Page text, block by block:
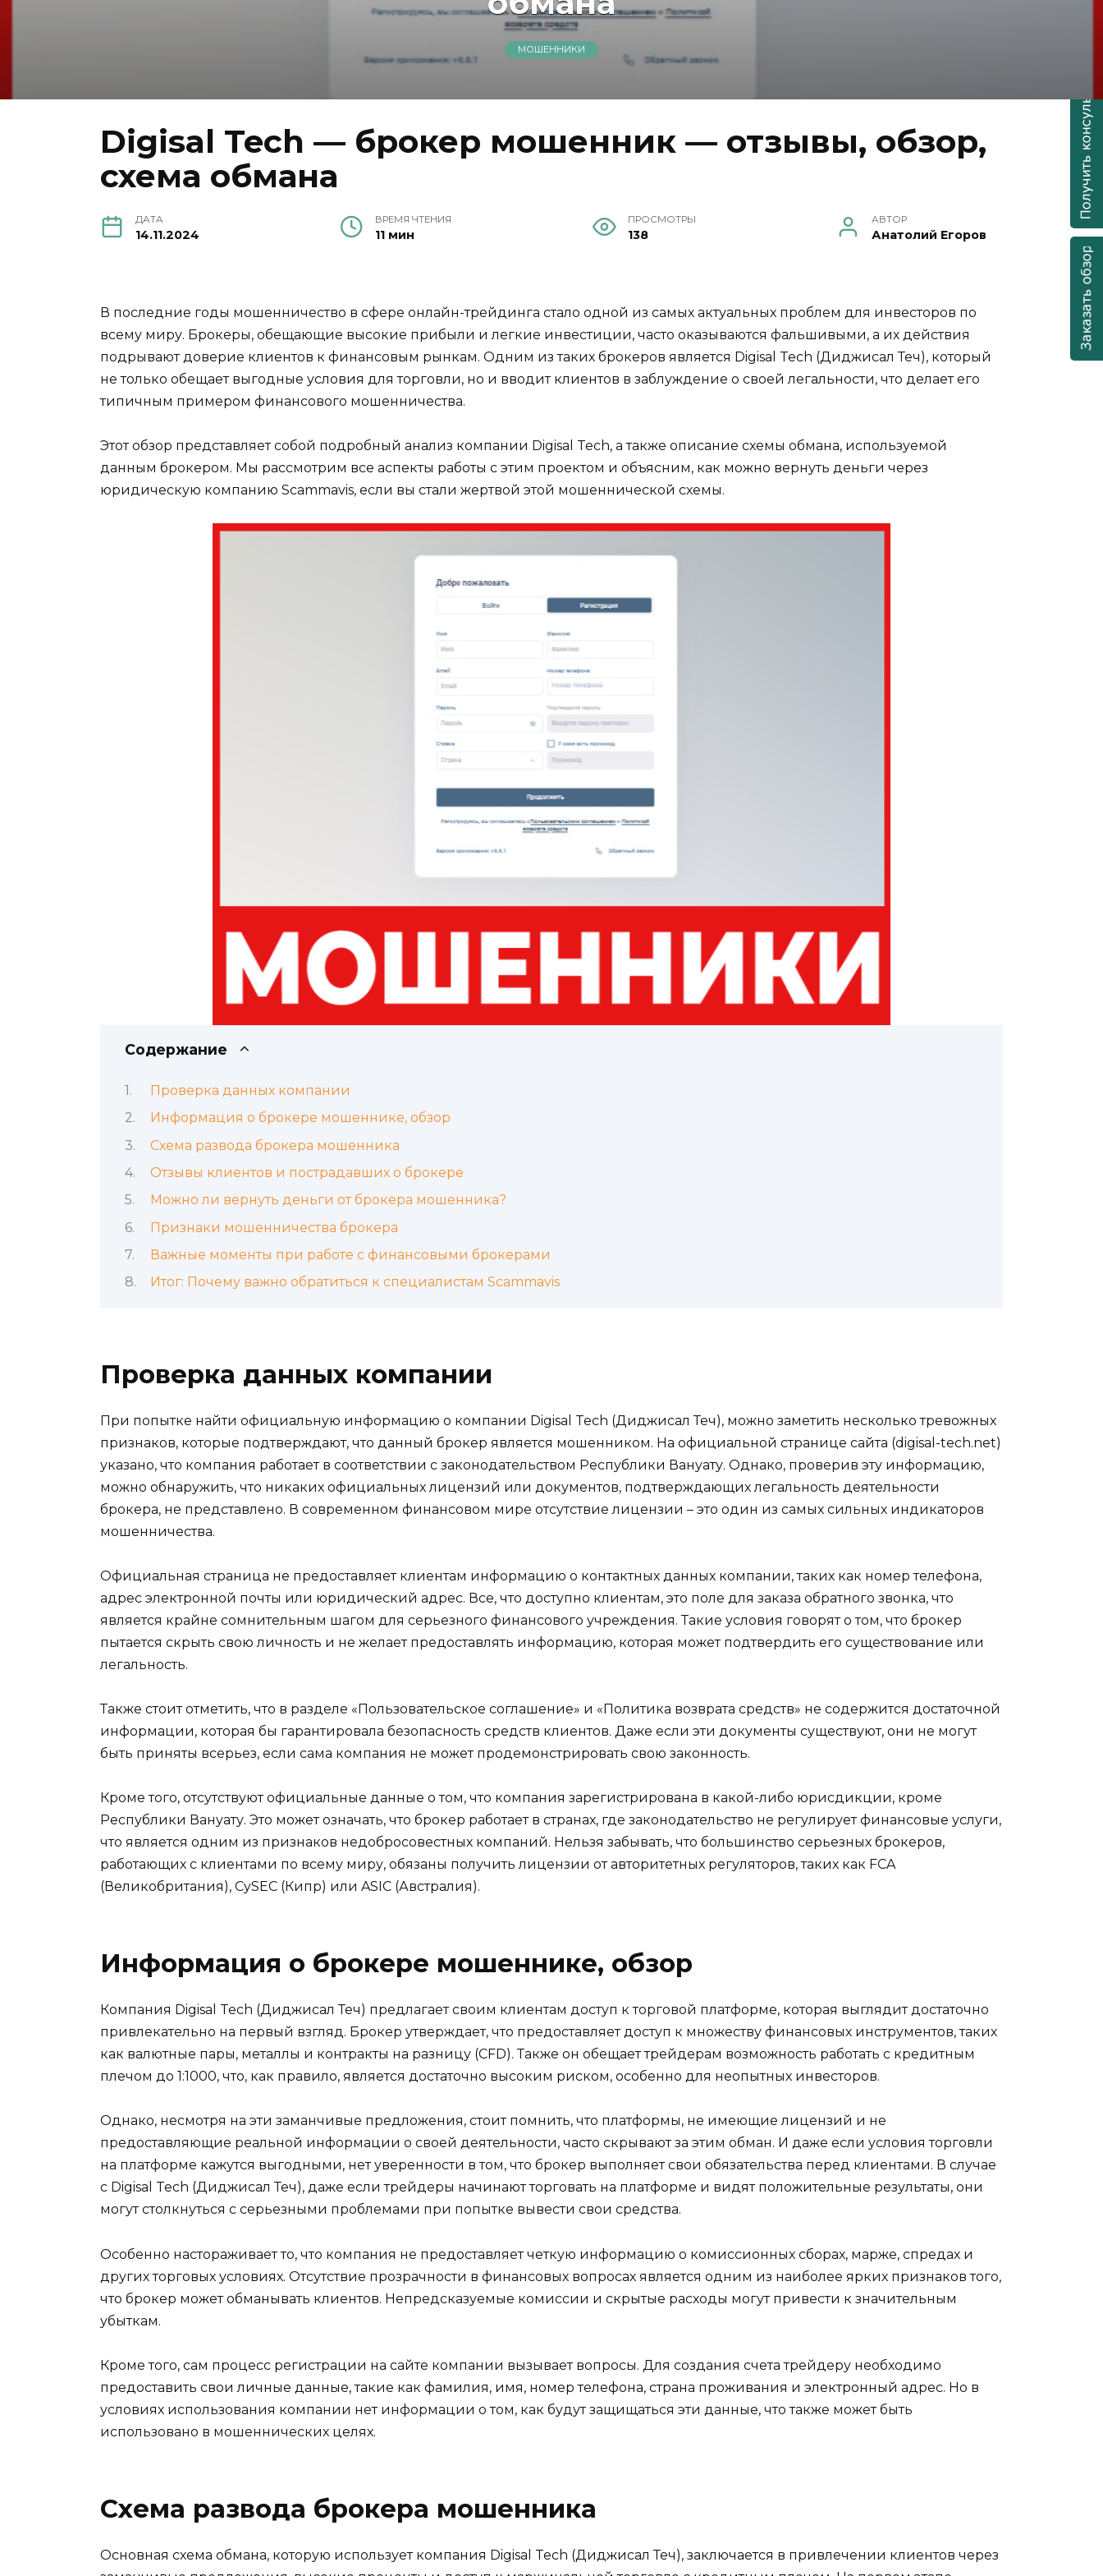
МОШЕННИКИ
Digisal Tech — брокер мошенник — отзывы, обзор,
схема обмана
ДАТА
14.11.2024
ВРЕМЯ ЧТЕНИЯ
11 мин
ПРОСМОТРЫ
138
АВТОР
Анатолий Егоров
В последние годы мошенничество в сфере онлайн-трейдинга стало одной из самых актуальных проблем для инвесторов по
всему миру. Брокеры, обещающие высокие прибыли и легкие инвестиции, часто оказываются фальшивыми, а их действия
подрывают доверие клиентов к финансовым рынкам. Одним из таких брокеров является Digisal Tech (Диджисал Теч), который
не только обещает выгодные условия для торговли, но и вводит клиентов в заблуждение о своей легальности, что делает его
типичным примером финансового мошенничества.
Этот обзор представляет собой подробный анализ компании Digisal Tech, а также описание схемы обмана, используемой
данным брокером. Мы рассмотрим все аспекты работы с этим проектом и объясним, как можно вернуть деньги через
юридическую компанию Scammavis, если вы стали жертвой этой мошеннической схемы.
Содержание
Проверка данных компании
Информация о брокере мошеннике, обзор
Схема развода брокера мошенника
Отзывы клиентов и пострадавших о брокере
Можно ли вернуть деньги от брокера мошенника?
Признаки мошенничества брокера
Важные моменты при работе с финансовыми брокерами
Итог: Почему важно обратиться к специалистам Scammavis
Проверка данных компании
При попытке найти официальную информацию о компании Digisal Tech (Диджисал Теч), можно заметить несколько тревожных
признаков, которые подтверждают, что данный брокер является мошенником. На официальной странице сайта (digisal-tech.net)
указано, что компания работает в соответствии с законодательством Республики Вануату. Однако, проверив эту информацию,
можно обнаружить, что никаких официальных лицензий или документов, подтверждающих легальность деятельности
брокера, не представлено. В современном финансовом мире отсутствие лицензии – это один из самых сильных индикаторов
мошенничества.
Официальная страница не предоставляет клиентам информацию о контактных данных компании, таких как номер телефона,
адрес электронной почты или юридический адрес. Все, что доступно клиентам, это поле для заказа обратного звонка, что
является крайне сомнительным шагом для серьезного финансового учреждения. Такие условия говорят о том, что брокер
пытается скрыть свою личность и не желает предоставлять информацию, которая может подтвердить его существование или
легальность.
Также стоит отметить, что в разделе «Пользовательское соглашение» и «Политика возврата средств» не содержится достаточной
информации, которая бы гарантировала безопасность средств клиентов. Даже если эти документы существуют, они не могут
быть приняты всерьез, если сама компания не может продемонстрировать свою законность.
Кроме того, отсутствуют официальные данные о том, что компания зарегистрирована в какой-либо юрисдикции, кроме
Республики Вануату. Это может означать, что брокер работает в странах, где законодательство не регулирует финансовые услуги,
что является одним из признаков недобросовестных компаний. Нельзя забывать, что большинство серьезных брокеров,
работающих с клиентами по всему миру, обязаны получить лицензии от авторитетных регуляторов, таких как FCA
(Великобритания), CySEC (Кипр) или ASIC (Австралия).
Информация о брокере мошеннике, обзор
Компания Digisal Tech (Диджисал Теч) предлагает своим клиентам доступ к торговой платформе, которая выглядит достаточно
привлекательно на первый взгляд. Брокер утверждает, что предоставляет доступ к множеству финансовых инструментов, таких
как валютные пары, металлы и контракты на разницу (CFD). Также он обещает трейдерам возможность работать с кредитным
плечом до 1:1000, что, как правило, является достаточно высоким риском, особенно для неопытных инвесторов.
Однако, несмотря на эти заманчивые предложения, стоит помнить, что платформы, не имеющие лицензий и не
предоставляющие реальной информации о своей деятельности, часто скрывают за этим обман. И даже если условия торговли
на платформе кажутся выгодными, нет уверенности в том, что брокер выполняет свои обязательства перед клиентами. В случае
с Digisal Tech (Диджисал Теч), даже если трейдеры начинают торговать на платформе и видят положительные результаты, они
могут столкнуться с серьезными проблемами при попытке вывести свои средства.
Особенно настораживает то, что компания не предоставляет четкую информацию о комиссионных сборах, марже, спредах и
других торговых условиях. Отсутствие прозрачности в финансовых вопросах является одним из наиболее ярких признаков того,
что брокер может обманывать клиентов. Непредсказуемые комиссии и скрытые расходы могут привести к значительным
убыткам.
Кроме того, сам процесс регистрации на сайте компании вызывает вопросы. Для создания счета трейдеру необходимо
предоставить свои личные данные, такие как фамилия, имя, номер телефона, страна проживания и электронный адрес. Но в
условиях использования компании нет информации о том, как будут защищаться эти данные, что также может быть
использовано в мошеннических целях.
Схема развода брокера мошенника
Основная схема обмана, которую использует компания Digisal Tech (Диджисал Теч), заключается в привлечении клиентов через